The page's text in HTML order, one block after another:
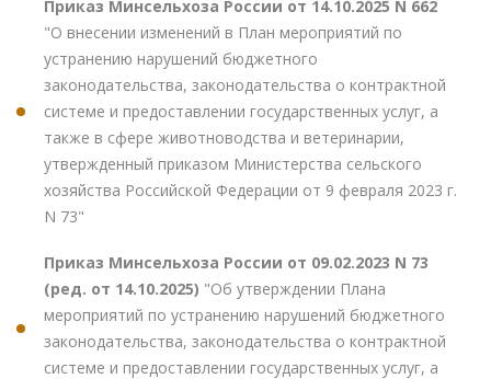
Приказ Минсельхоза России от 14.10.2025 N 662
"О внесении изменений в План мероприятий по
устранению нарушений бюджетного
законодательства, законодательства о контрактной
системе и предоставлении государственных услуг, а
также в сфере животноводства и ветеринарии,
утвержденный приказом Министерства сельского
хозяйства Российской Федерации от 9 февраля 2023 г.
N 73"
Приказ Минсельхоза России от 09.02.2023 N 73
(ред. от 14.10.2025) "Об утверждении Плана
мероприятий по устранению нарушений бюджетного
законодательства, законодательства о контрактной
системе и предоставлении государственных услуг, а